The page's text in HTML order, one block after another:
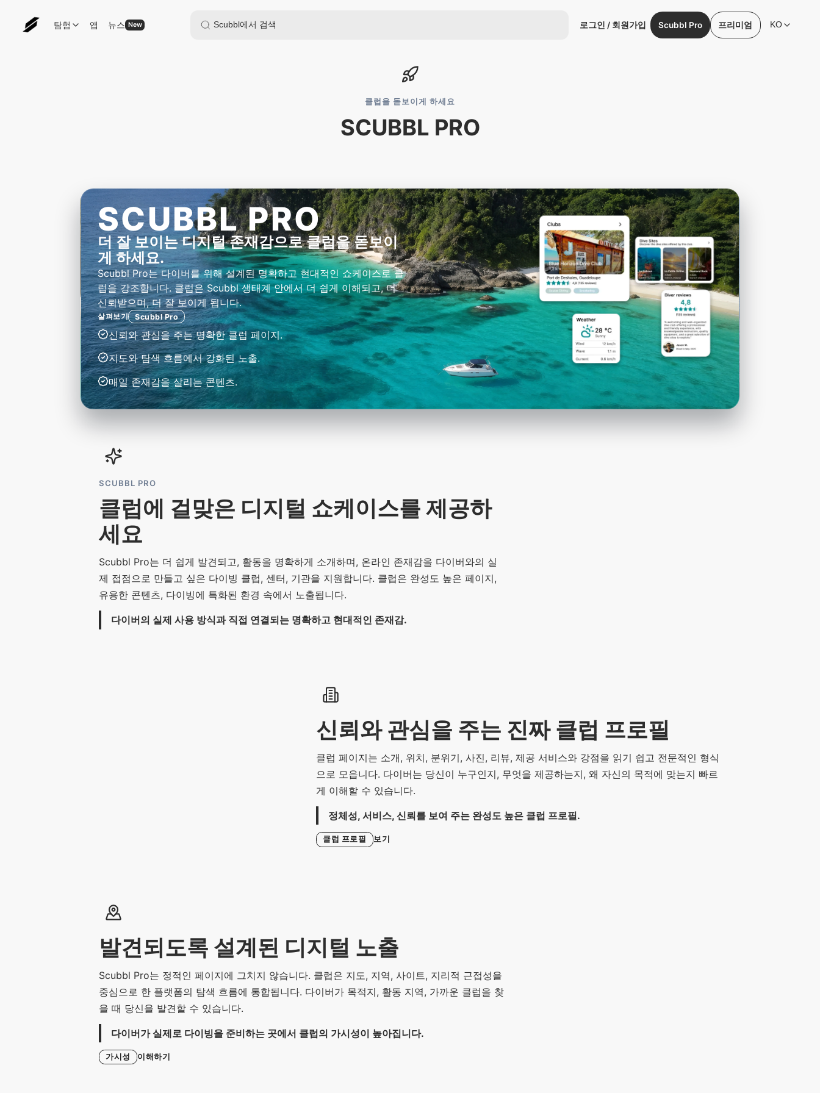
탐험 앱 뉴스 New 로그인 / 회원가입 Scubbl Pro 프리미엄 KO
클럽을 돋보이게 하세요
SCUBBL PRO
SCUBBL PRO
더 잘 보이는 디지털 존재감으로 클럽을 돋보이
게 하세요.
Scubbl Pro는 다이버를 위해 설계된 명확하고 현대적인 쇼케이스로 클
럽을 강조합니다. 클럽은 Scubbl 생태계 안에서 더 쉽게 이해되고, 더
신뢰받으며, 더 잘 보이게 됩니다.
살펴보기 Scubbl Pro
신뢰와 관심을 주는 명확한 클럽 페이지.
지도와 탐색 흐름에서 강화된 노출.
매일 존재감을 살리는 콘텐츠.
SCUBBL PRO
클럽에 걸맞은 디지털 쇼케이스를 제공하
세요
Scubbl Pro는 더 쉽게 발견되고, 활동을 명확하게 소개하며, 온라인 존재감을 다이버와의 실
제 접점으로 만들고 싶은 다이빙 클럽, 센터, 기관을 지원합니다. 클럽은 완성도 높은 페이지,
유용한 콘텐츠, 다이빙에 특화된 환경 속에서 노출됩니다.
다이버의 실제 사용 방식과 직접 연결되는 명확하고 현대적인 존재감.
신뢰와 관심을 주는 진짜 클럽 프로필
클럽 페이지는 소개, 위치, 분위기, 사진, 리뷰, 제공 서비스와 강점을 읽기 쉽고 전문적인 형식
으로 모읍니다. 다이버는 당신이 누구인지, 무엇을 제공하는지, 왜 자신의 목적에 맞는지 빠르
게 이해할 수 있습니다.
정체성, 서비스, 신뢰를 보여 주는 완성도 높은 클럽 프로필.
클럽 프로필 보기
발견되도록 설계된 디지털 노출
Scubbl Pro는 정적인 페이지에 그치지 않습니다. 클럽은 지도, 지역, 사이트, 지리적 근접성을
중심으로 한 플랫폼의 탐색 흐름에 통합됩니다. 다이버가 목적지, 활동 지역, 가까운 클럽을 찾
을 때 당신을 발견할 수 있습니다.
다이버가 실제로 다이빙을 준비하는 곳에서 클럽의 가시성이 높아집니다.
가시성 이해하기